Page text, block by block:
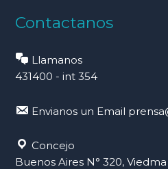
Contactanos
Llamanos
431400 - int 354
Envianos un Email
Concejo
Buenos Aires N° 320,